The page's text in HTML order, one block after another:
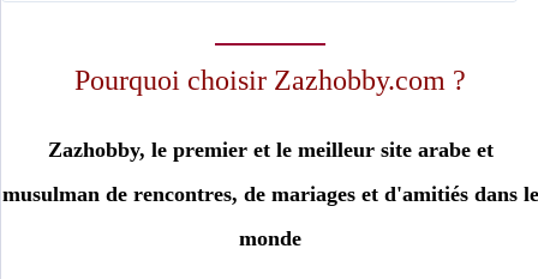
Pourquoi choisir Zazhobby.com ?
Zazhobby, le premier et le meilleur site arabe et
musulman de rencontres, de mariages et d'amitiés dans le
monde